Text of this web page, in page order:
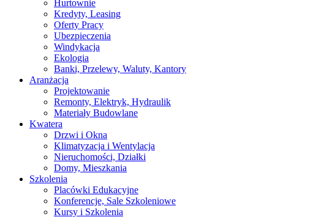
Hurtownie
Kredyty, Leasing
Oferty Pracy
Ubezpieczenia
Windykacja
Ekologia
Banki, Przelewy, Waluty, Kantory
Aranżacja
Projektowanie
Remonty, Elektryk, Hydraulik
Materiały Budowlane
Kwatera
Drzwi i Okna
Klimatyzacja i Wentylacja
Nieruchomości, Działki
Domy, Mieszkania
Szkolenia
Placówki Edukacyjne
Konferencje, Sale Szkoleniowe
Kursy i Szkolenia